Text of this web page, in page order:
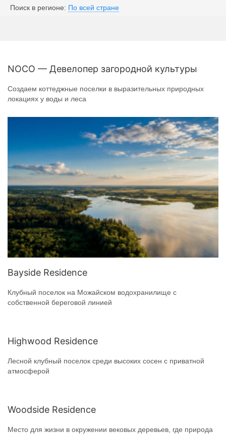
Поиск в регионе: По всей стране
NOCO — Девелопер загородной культуры
Создаем коттеджные поселки в выразительных природных
локациях у воды и леса
Bayside Residence
Клубный поселок на Можайском водохранилище с
собственной береговой линией
Highwood Residence
Лесной клубный поселок среди высоких сосен с приватной
атмосферой
Woodside Residence
Место для жизни в окружении вековых деревьев, где природа